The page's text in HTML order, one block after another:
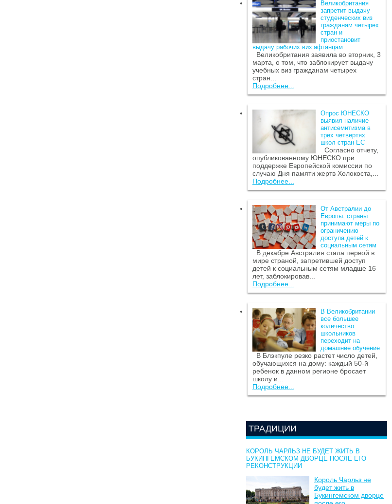
Великобритания
запретит выдачу
студенческих виз
гражданам четырех
стран и
приостановит
выдачу рабочих виз афганцам
Великобритания заявила во вторник, 3
марта, о том, что заблокирует выдачу
учебных виз гражданам четырех
стран...
Подробнее...
Опрос ЮНЕСКО
выявил наличие
антисемитизма в
трех четвертях
школ стран ЕС
Согласно отчету,
опубликованному ЮНЕСКО при
поддержке Европейской комиссии по
случаю Дня памяти жертв Холокоста,...
Подробнее...
От Австралии до
Европы: страны
принимают меры по
ограничению
доступа детей к
социальным сетям
В декабре Австралия стала первой в
мире страной, запретившей доступ
детей к социальным сетям младше 16
лет, заблокировав...
Подробнее...
В Великобритании
все большее
количество
школьников
переходит на
домашнее обучение
В Блэкпуле резко растет число детей,
обучающихся на дому: каждый 50-й
ребенок в данном регионе бросает
школу и...
Подробнее...
ТРАДИЦИИ
КОРОЛЬ ЧАРЛЬЗ НЕ БУДЕТ ЖИТЬ В
БУКИНГЕМСКОМ ДВОРЦЕ ПОСЛЕ ЕГО
РЕКОНСТРУКЦИИ
Король Чарльз не
будет жить в
Букингемском дворце